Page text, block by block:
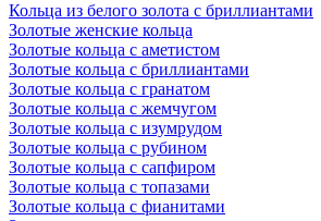
Кольца из белого золота с бриллиантами
Золотые женские кольца
Золотые кольца с аметистом
Золотые кольца с бриллиантами
Золотые кольца с гранатом
Золотые кольца с жемчугом
Золотые кольца с изумрудом
Золотые кольца с рубином
Золотые кольца с сапфиром
Золотые кольца с топазами
Золотые кольца с фианитами